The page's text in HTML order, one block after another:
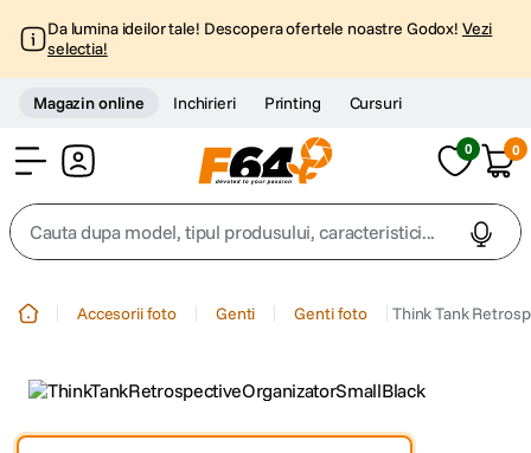
Da lumina ideilor tale! Descopera ofertele noastre Godox! Vezi
selectia!
Magazin online Inchirieri Printing Cursuri
0 0
Cauta dupa model, tipul produsului, caracteristici...
Accesorii foto Genti Genti foto Think Tank